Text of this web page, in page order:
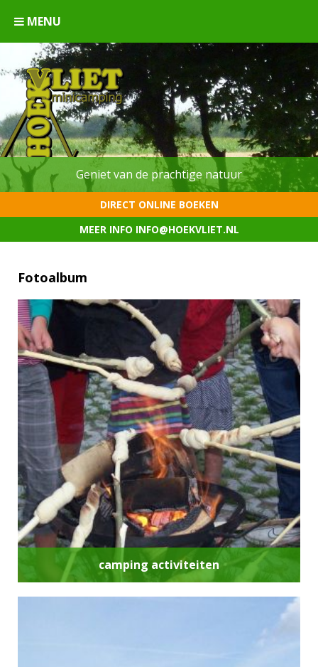
MENU
Geniet van de prachtige natuur
DIRECT ONLINE BOEKEN
MEER INFO INFO@HOEKVLIET.NL
DIRECT ONLINE BOEKEN
MEER INFO INFO@HOEKVLIET.NL
DIRECT ONLINE BOEKEN
MEER INFO INFO@HOEKVLIET.NL
DIRECT ONLINE BOEKEN
MEER INFO INFO@HOEKVLIET.NL
Fotoalbum
camping activiteiten